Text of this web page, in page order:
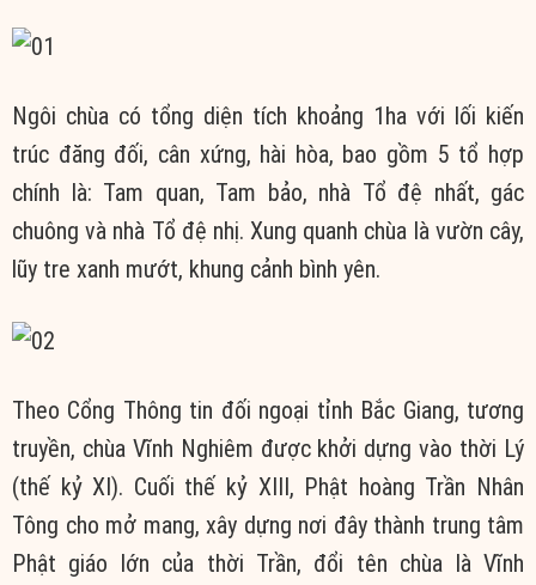
Ngôi chùa có tổng diện tích khoảng 1ha với lối kiến
trúc đăng đối, cân xứng, hài hòa, bao gồm 5 tổ hợp
chính là: Tam quan, Tam bảo, nhà Tổ đệ nhất, gác
chuông và nhà Tổ đệ nhị. Xung quanh chùa là vườn cây,
lũy tre xanh mướt, khung cảnh bình yên.
Theo Cổng Thông tin đối ngoại tỉnh Bắc Giang, tương
truyền, chùa Vĩnh Nghiêm được khởi dựng vào thời Lý
(thế kỷ XI). Cuối thế kỷ XIII, Phật hoàng Trần Nhân
Tông cho mở mang, xây dựng nơi đây thành trung tâm
Phật giáo lớn của thời Trần, đổi tên chùa là Vĩnh